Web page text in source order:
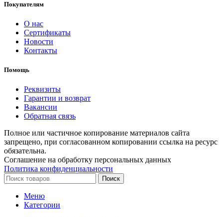
Покупателям
О нас
Сертификаты
Новости
Контакты
Помощь
Реквизиты
Гарантии и возврат
Вакансии
Обратная связь
Полное или частичное копирование материалов сайта
запрещено, при согласованном копировании ссылка на ресурс
обязательна.
Соглашение на обработку персональных данных
Политика конфиденциальности
Поиск
Меню
Категории